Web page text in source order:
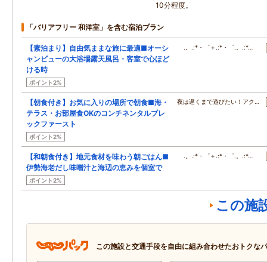
10分程度。
「バリアフリー 和洋室」を含む宿泊プラン
【素泊まり】自由気ままな旅に最適■オーシ
ャンビューの大浴場露天風呂・客室で心ほど
ける時
ポイント2%
.。.:*・゜＋.:*・゜.。.:*…
【朝食付き】お気に入りの場所で朝食■海・
テラス・お部屋食OKのコンチネンタルブレ
ックファースト
ポイント2%
夜は遅くまで遊びたい！アク…
【和朝食付き】地元食材を味わう朝ごはん■
伊勢海老だし味噌汁と海辺の恵みを個室で
ポイント2%
.。.:*・゜＋.:*・゜.。.:*…
この施
この施設と交通手段を自由に組み合わせたおトクな